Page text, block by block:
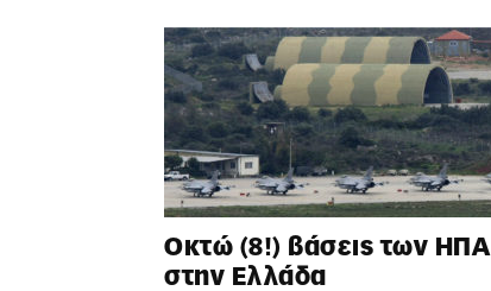
Οκτώ (8!) βάσεις των ΗΠΑ
στην Ελλάδα